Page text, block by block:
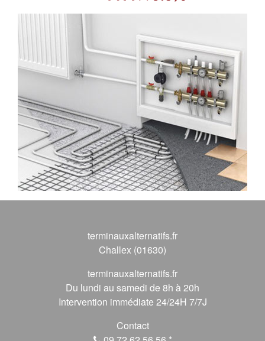
terminauxalternatifs.fr
Challex (01630)
terminauxalternatifs.fr
Du lundi au samedi de 8h à 20h
Intervention immédiate 24/24H 7/7J
Contact